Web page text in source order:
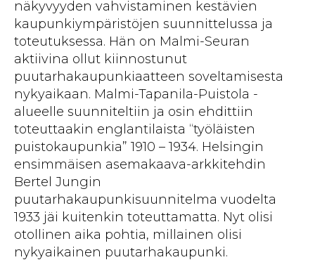
näkyvyyden vahvistaminen kestävien
kaupunkiympäristöjen suunnittelussa ja
toteutuksessa. Hän on Malmi-Seuran
aktiivina ollut kiinnostunut
puutarhakaupunkiaatteen soveltamisesta
nykyaikaan. Malmi-Tapanila-Puistola -
alueelle suunniteltiin ja osin ehdittiin
toteuttaakin englantilaista “työläisten
puistokaupunkia” 1910 – 1934. Helsingin
ensimmäisen asemakaava-arkkitehdin
Bertel Jungin
puutarhakaupunkisuunnitelma vuodelta
1933 jäi kuitenkin toteuttamatta. Nyt olisi
otollinen aika pohtia, millainen olisi
nykyaikainen puutarhakaupunki.